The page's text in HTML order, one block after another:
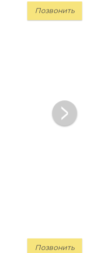
Позвонить
Позвонить